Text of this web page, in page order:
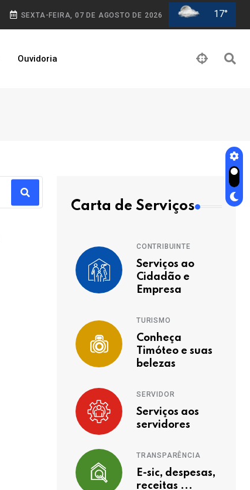
SEXTA-FEIRA, 07 DE AGOSTO DE 2026 17°
Ouvidoria
Carta de Serviços
CONTRIBUINTE
Serviços ao
Cidadão e
Empresa
TURISMO
Conheça
Timóteo e suas
belezas
SERVIDOR
Serviços aos
servidores
TRANSPARÊNCIA
E-sic, despesas,
receitas ...